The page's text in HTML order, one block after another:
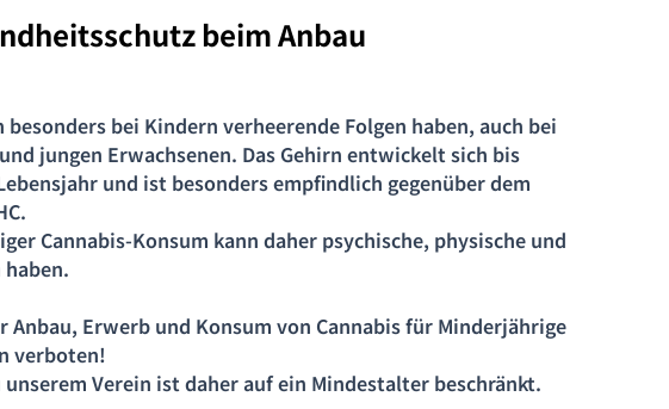
beim Anbau
besonders bei Kindern verheerende Folgen haben, auch bei
jungen Erwachsenen. Das Gehirn entwickelt sich bis
und ist besonders empfindlich gegenüber dem
Cannabis-Konsum kann daher psychische, physische und
haben.
Anbau, Erwerb und Konsum von Cannabis für Minderjährige
verboten!
unserem Verein ist daher auf ein Mindestalter beschränkt.